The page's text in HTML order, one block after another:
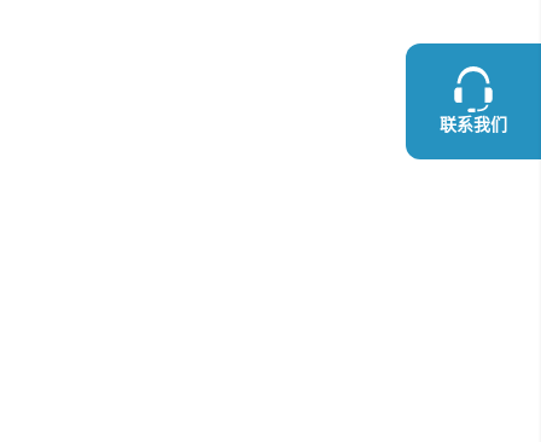
联系我们